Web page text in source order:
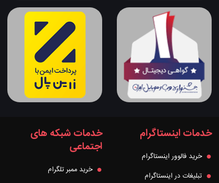
خدمات اینستاگرام
خرید فالوور اینستاگرام
تبلیغات در اینستاگرام
خدمات شبکه های
اجتماعی
خرید ممبر تلگرام